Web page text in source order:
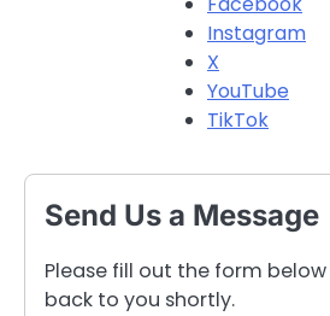
Instagram
X
YouTube
TikTok
Send Us a Message
Please fill out the form
back to you shortly.